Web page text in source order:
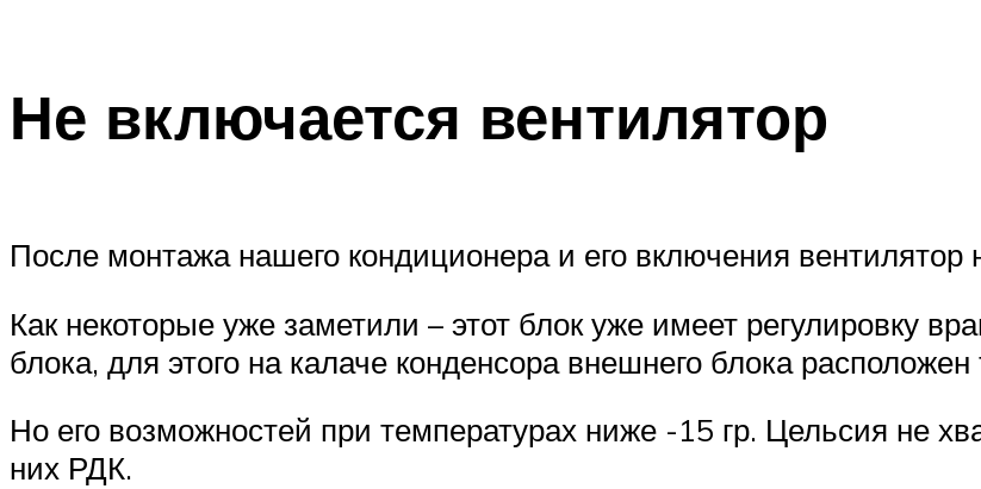
Не включается вентилятор
После монтажа нашего кондиционера и его включения вентилятор
Как некоторые уже заметили – этот блок уже имеет регулировку
блока, для этого на калаче конденсора внешнего блока
Но его возможностей при температурах ниже -15 гр. Цельсия не
них РДК.